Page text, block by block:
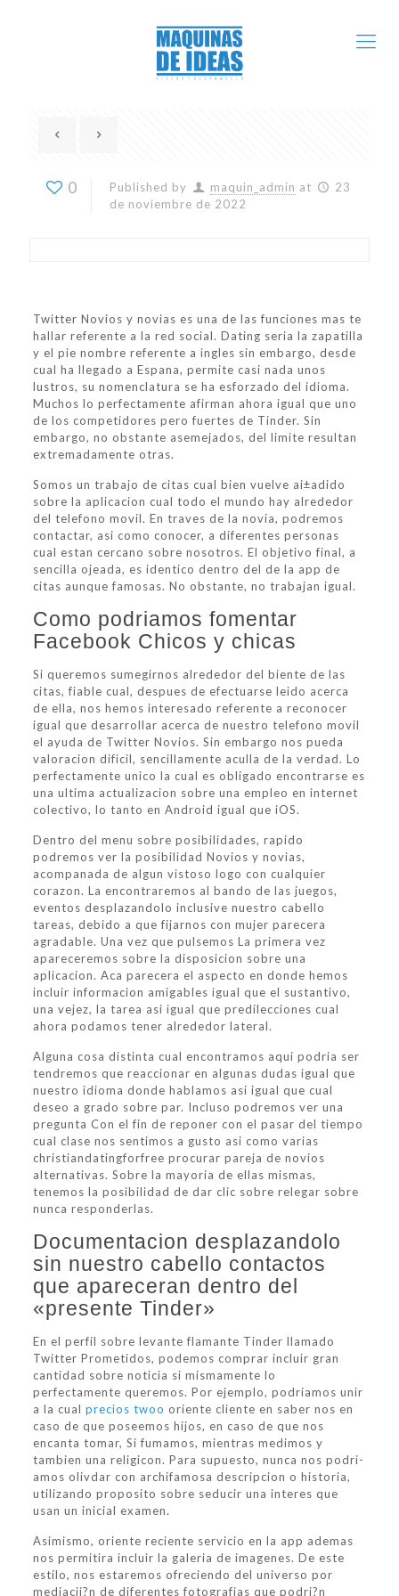
0 Published by maquin_admin at
23
de noviembre de 2022
Twitter Novios y novias es una de las funciones mas te
hallar referente a la red social. Dating seri­a la zapatilla
y el pie nombre referente a ingles sin embargo, desde
cual ha llegado a Espana, permite casi nada unos
lustros, su nomenclatura se ha esforzado del idioma.
Muchos lo perfectamente afirman ahora igual que uno
de los competidores pero fuertes de Tinder. Sin
embargo, no obstante asemejados, del limite resultan
extremadamente otras.
Somos un trabajo de citas cual bien vuelve ai±adido
sobre la aplicacion cual todo el mundo hay alrededor
del telefono movil. En traves de la novia, podremos
contactar, asi como conocer, a diferentes personas
cual estan cercano sobre nosotros. El objetivo final, a
sencilla ojeada, es identico dentro del de la app de
citas aunque famosas. No obstante, no trabajan igual.
Como podri­amos fomentar
Facebook Chicos y chicas
Si queremos sumegirnos alrededor del biente de las
citas, fiable cual, despues de efectuarse leido acerca
de ella, nos hemos interesado referente a reconocer
igual que desarrollar acerca de nuestro telefono movil
el ayuda de Twitter Novios. Sin embargo nos pueda
valoracion dificil, sencillamente aculla de la verdad. Lo
perfectamente unico la cual es obligado encontrarse es
una ultima actualizacion sobre una empleo en internet
colectivo, lo tanto en Android igual que iOS.
Dentro del menu sobre posibilidades, rapido
podremos ver la posibilidad Novios y novias,
acompanada de algun vistoso logo con cualquier
corazon. La encontraremos al bando de las juegos,
eventos desplazandolo inclusive nuestro cabello
tareas, debido a que fijarnos con mujer parecera
agradable. Una vez que pulsemos La primera vez
apareceremos sobre la disposicion sobre una
aplicacion. Aca parecera el aspecto en donde hemos
incluir informacion amigables igual que el sustantivo,
una vejez, la tarea asi­ igual que predilecciones cual
ahora podamos tener alrededor lateral.
Alguna cosa distinta cual encontramos aqui podri­a ser
tendremos que reaccionar en algunas dudas igual que
nuestro idioma donde hablamos asi­ igual que cual
deseo a grado sobre par. Incluso podremos ver una
pregunta Con el fin de reponer con el pasar del tiempo
cual clase nos sentimos a gusto asi­ como varias
christiandatingforfree procurar pareja de novios
alternativas. Sobre la mayoria de ellas mismas,
tenemos la posibilidad de dar clic sobre relegar sobre
nunca responderlas.
Documentacion desplazandolo
sin nuestro cabello contactos
que apareceran dentro del
«presente Tinder»
En el perfil sobre levante flamante Tinder llamado
Twitter Prometidos, podemos comprar incluir gran
cantidad sobre noticia si mismamente lo
perfectamente queremos. Por ejemplo, podri­amos unir
a la cual precios twoo oriente cliente en saber nos en
caso de que poseemos hijos, en caso de que nos
encanta tomar, Si fumamos, mientras medimos y
tambien una religicon. Para supuesto, nunca nos podri­
amos olivdar con archifamosa descripcion o historia,
utilizando proposito sobre seducir una interes que
usan un inicial examen.
Asimismo, oriente reciente servicio en la app ademas
nos permitira incluir la galeria de imagenes. De este
estilo, nos estaremos ofreciendo del universo por
mediacii?n de diferentes fotografias que podri?n